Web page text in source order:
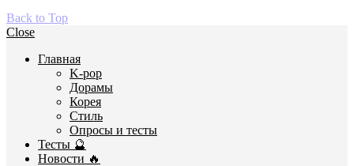
Back to Top
Close
Главная
K-pop
Дорамы
Корея
Стиль
Опросы и тесты
Тесты 🔮
Новости 🔥